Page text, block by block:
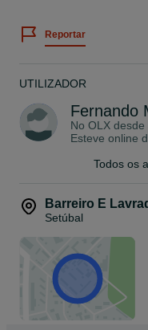
Reportar
UTILIZADOR
Fernando
No OLX desde
Esteve online
Todos os
Barreiro E
Setúbal